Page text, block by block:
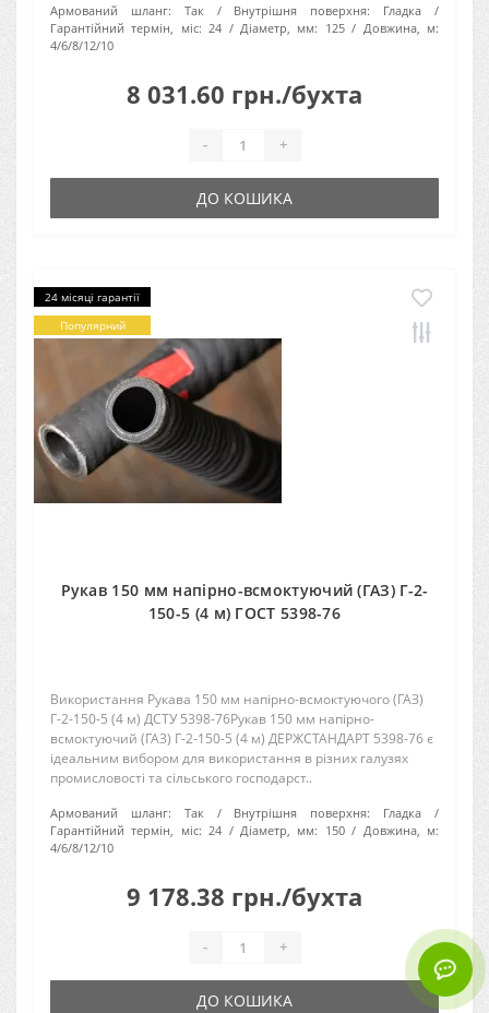
Армований шланг: Так Внутрішня поверхня:
Гладка
Гарантійний термін, міс: 24 Діаметр, мм: 125
Довжина, м:
4/6/8/12/10
8 031.60 грн./бухта
- +
ДО КОШИКА
24 місяці гарантії
Популярний
Рукав 150 мм напірно-всмоктуючий (ГАЗ) Г-2-
150-5 (4 м) ГОСТ 5398-76
Використання Рукава 150 мм напірно-всмоктуючого (ГАЗ)
Г-2-150-5 (4 м) ДСТУ 5398-76Рукав 150 мм напірно-
всмоктуючий (ГАЗ) Г-2-150-5 (4 м) ДЕРЖСТАНДАРТ 5398-76 є
ідеальним вибором для використання в різних галузях
промисловості та сільського господарст..
Армований шланг: Так Внутрішня поверхня:
Гладка
Гарантійний термін, міс: 24 Діаметр, мм: 150
Довжина, м:
4/6/8/12/10
9 178.38 грн./бухта
- +
ДО КОШИКА